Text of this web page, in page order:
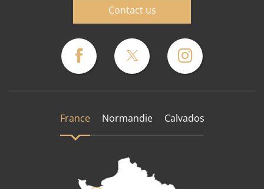
Contact us
France Normandie Calvados